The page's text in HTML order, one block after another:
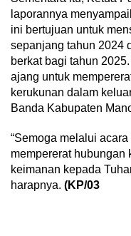
laporannya
ini bertujuan untuk
sepanjang tahun 2024
berkat bagi tahun
ajang untuk
kerukunan dalam
Banda Kabupaten
“Semoga melalui
mempererat hubungan
keimanan kepada
harapnya. (KP/03